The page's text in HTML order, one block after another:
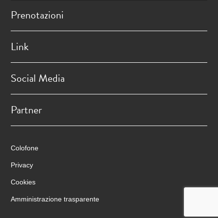
Prenotazioni
Link
Social Media
Partner
Colofone
Privacy
Cookies
Amministrazione trasparente